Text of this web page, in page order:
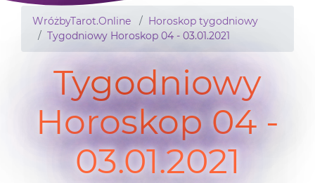
WróżbyTarot.Online
Horoskop tygodniowy
Tygodniowy Horoskop 04 - 03.01.2021
Tygodniowy
Horoskop 04 -
03.01.2021